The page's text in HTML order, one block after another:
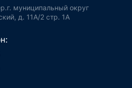
муниципальный округ
д. 11А/2 стр. 1А